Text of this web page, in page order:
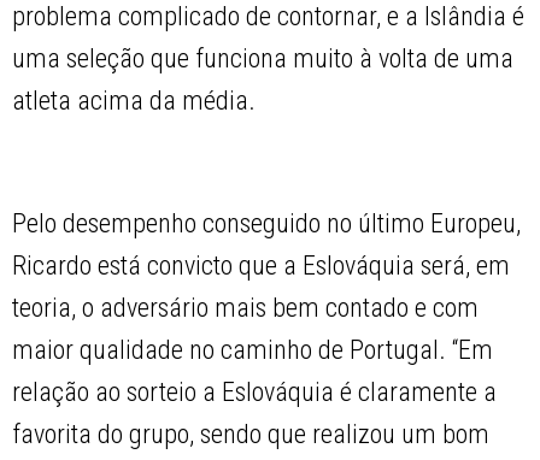
problema complicado de contornar, e a Islândia é
uma seleção que funciona muito à volta de uma
atleta acima da média.
Pelo desempenho conseguido no último Europeu,
Ricardo está convicto que a Eslováquia será, em
teoria, o adversário mais bem contado e com
maior qualidade no caminho de Portugal. “Em
relação ao sorteio a Eslováquia é claramente a
favorita do grupo, sendo que realizou um bom